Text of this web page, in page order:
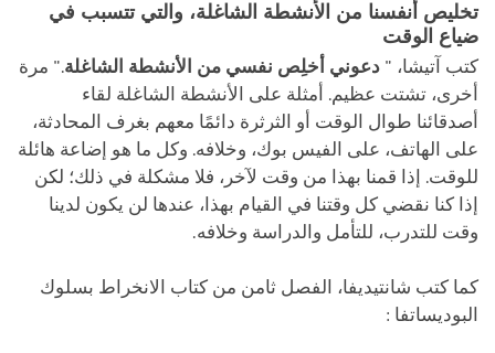
تخليص أنفسنا من الأنشطة الشاغلة، والتي تتسبب في
ضياع الوقت
كتب آتيشا، " دعوني أخلِص نفسي من الأنشطة الشاغلة." مرة
أخرى، تشتت عظيم. أمثلة على الأنشطة الشاغلة لقاء
أصدقائنا طوال الوقت أو الثرثرة دائمًا معهم بغرف المحادثة،
على الهاتف، على الفيس بوك، وخلافه. وكل ما هو إضاعة هائلة
للوقت. إذا قمنا بهذا من وقت لآخر، فلا مشكلة في ذلك؛ لكن
إذا كنا نقضي كل وقتنا في القيام بهذا، عندها لن يكون لدينا
وقت للتدرب، للتأمل والدراسة وخلافه.
كما كتب شانتيديفا، الفصل ثامن من كتاب الانخراط بسلوك
البوديساتفا :